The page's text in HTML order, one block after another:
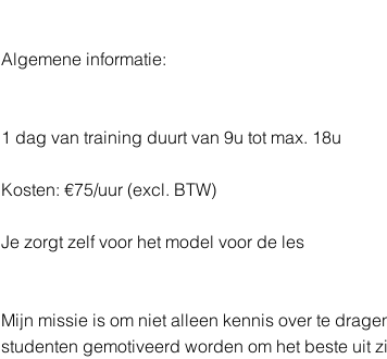
Algemene informatie:
1 dag van training duurt van 9u tot max. 18u
Kosten: €75/uur (excl. BTW)
Je zorgt zelf voor het model voor de les
Mijn missie is om niet alleen kennis over te
studenten gemotiveerd worden om het beste uit